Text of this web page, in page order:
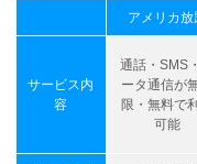
アメリカ放
サービス内
容
通話・SMS
ータ通信が
限・無料で
可能